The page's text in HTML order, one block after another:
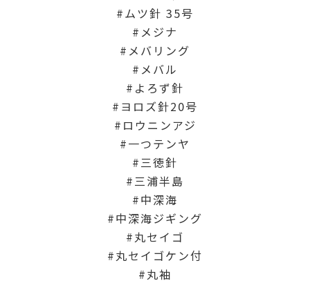
ムツ針 35号
メジナ
メバリング
メバル
よろず針
ヨロズ針20号
ロウニンアジ
一つテンヤ
三徳針
三浦半島
中深海
中深海ジギング
丸セイゴ
丸セイゴケン付
丸袖